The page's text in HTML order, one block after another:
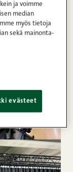
ja voimme
median
myös tietoja
sekä mainonta-
evästeet